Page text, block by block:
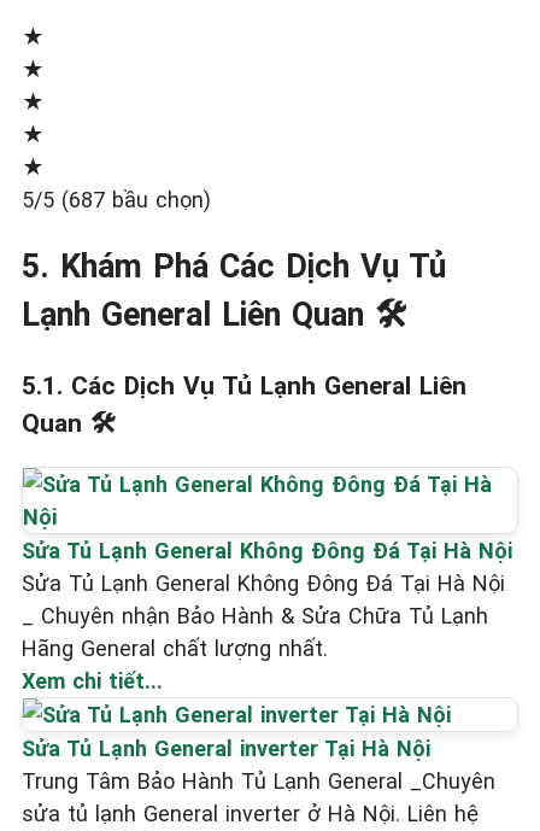
★
★
★
★
★
5/5 (687 bầu chọn)
5. Khám Phá Các Dịch Vụ Tủ
Lạnh General Liên Quan 🛠️
5.1. Các Dịch Vụ Tủ Lạnh General Liên
Quan 🛠️
Sửa Tủ Lạnh General Không Đông Đá Tại Hà Nội
Sửa Tủ Lạnh General Không Đông Đá Tại Hà Nội
_ Chuyên nhận Bảo Hành & Sửa Chữa Tủ Lạnh
Hãng General chất lượng nhất.
Xem chi tiết...
Sửa Tủ Lạnh General inverter Tại Hà Nội
Trung Tâm Bảo Hành Tủ Lạnh General _Chuyên
sửa tủ lạnh General inverter ở Hà Nội. Liên hệ